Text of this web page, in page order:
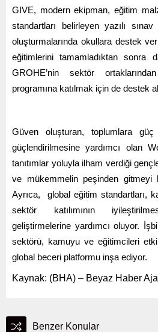
GIVE, modern ekipman, eğitim
standartları belirleyen yazılı
oluşturmalarında okullara destek
eğitimlerini tamamladıktan sonra
GROHE’nin sektör
programına katılmak için de destek
Güven oluşturan, toplumlara
güçlendirilmesine yardımcı olan
tanıtımlar yoluyla ilham verdiği
ve mükemmelin peşinden gitmeyi
Ayrıca, global eğitim standartları,
sektör katılımının
geliştirmelerine yardımcı oluyor.
sektörü, kamuyu ve eğitimcileri
global beceri platformu inşa ediyor.
Kaynak: (BHA) – Beyaz Haber
Benzer Konular